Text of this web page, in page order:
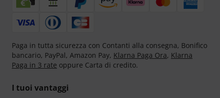
Paga in tutta sicurezza con Contanti alla consegna, Bonifico
bancario, PayPal, Amazon Pay, Klarna Paga Ora, Klarna
Paga in 3 rate oppure Carta di credito.
I tuoi vantaggi